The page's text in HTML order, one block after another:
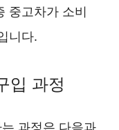
중고차가 소비
니다.
입 과정
과정은 다음과